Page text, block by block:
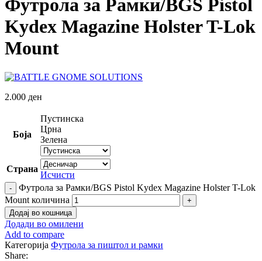
Футрола за Рамки/BGS Pistol
Kydex Magazine Holster T-Lok
Mount
2.000 ден
Боја
Пустинска
Црна
Зелена
Страна
Исчисти
Футрола за Рамки/BGS Pistol Kydex Magazine Holster T-Lok
Mount количина
Додај во кошница
Додади во омилени
Add to compare
Категорија Футрола за пиштол и рамки
Share: